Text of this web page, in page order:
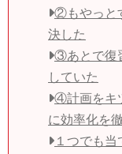
②もやっと
決した
③あとで復
していた
④計画をキ
に効率化を
１つでも